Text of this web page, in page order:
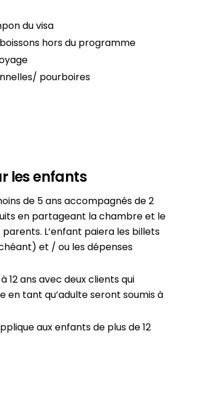
du visa
hors du programme
pourboires
les enfants
de 5 ans accompagnés de 2
en partageant la chambre et le
L’enfant paiera les billets
et / ou les dépenses
12 ans avec deux clients qui
en tant qu’adulte seront soumis à
aux enfants de plus de 12